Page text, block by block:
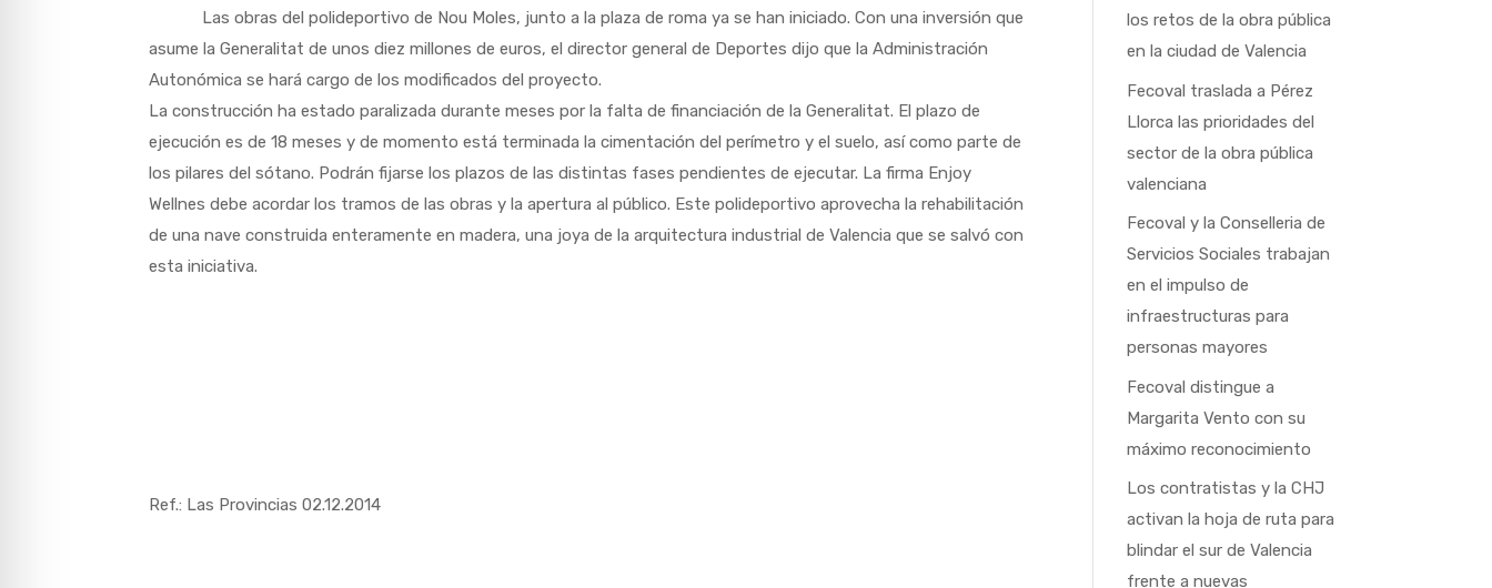
Las obras del polideportivo de Nou Moles, junto a la plaza de roma ya se han iniciado. Con una inversión que
asume la Generalitat de unos diez millones de euros, el director general de Deportes dijo que la Administración
Autonómica se hará cargo de los modificados del proyecto.
La construcción ha estado paralizada durante meses por la falta de financiación de la Generalitat. El plazo de
ejecución es de 18 meses y de momento está terminada la cimentación del perímetro y el suelo, así como parte de
los pilares del sótano. Podrán fijarse los plazos de las distintas fases pendientes de ejecutar. La firma Enjoy
Wellnes debe acordar los tramos de las obras y la apertura al público. Este polideportivo aprovecha la rehabilitación
de una nave construida enteramente en madera, una joya de la arquitectura industrial de Valencia que se salvó con
esta iniciativa.
Ref.: Las Provincias 02.12.2014
los retos de la obra pública
en la ciudad de Valencia
Fecoval traslada a Pérez
Llorca las prioridades del
sector de la obra pública
valenciana
Fecoval y la Conselleria de
Servicios Sociales trabajan
en el impulso de
infraestructuras para
personas mayores
Fecoval distingue a
Margarita Vento con su
máximo reconocimiento
Los contratistas y la CHJ
activan la hoja de ruta para
blindar el sur de Valencia
frente a nuevas